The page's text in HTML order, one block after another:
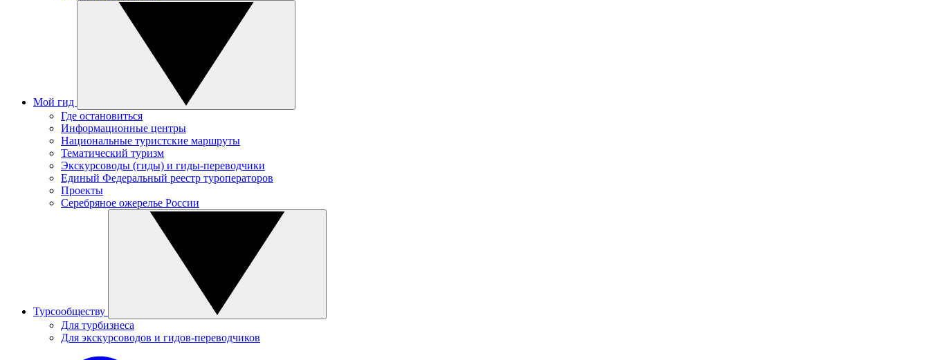
Мой гид
Где остановиться
Информационные центры
Национальные туристские маршруты
Тематический туризм
Экскурсоводы (гиды) и гиды-переводчики
Единый Федеральный реестр туроператоров
Проекты
Серебряное ожерелье России
Турсообществу
Для турбизнеса
Для экскурсоводов и гидов-переводчиков